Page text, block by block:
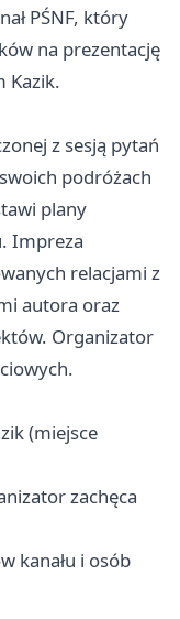
PŚNF, który
na prezentację
Kazik.
z sesją pytań
podróżach
plany
Impreza
relacjami z
autora oraz
Organizator
(miejsce
zachęca
kanału i osób